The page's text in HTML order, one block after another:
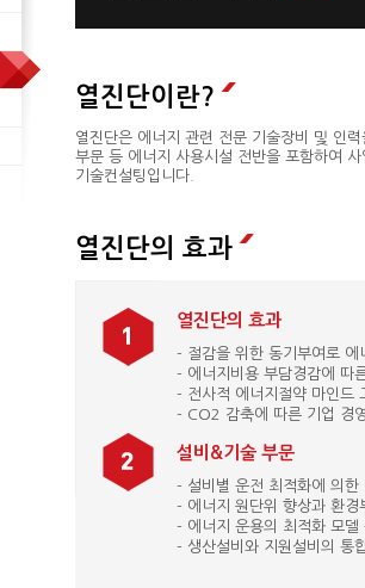
열진단이란?
열진단은 에너지 관련 전문 기술장비 및 인
부문 등 에너지 사용시설 전반을 포함하여
기술컨설팅입니다.
열진단의 효과
열진단의 효과
- 절감을 위한 동기부여로 에
- 에너지비용 부담경감에 따
- 전사적 에너지절약 마인드
- CO2 감축에 따른 기업 경
설비&기술 부문
- 설비별 운전 최적화에 의한
- 에너지 원단위 향상과 환경
- 에너지 운용의 최적화 모델
- 생산설비와 지원설비의 통